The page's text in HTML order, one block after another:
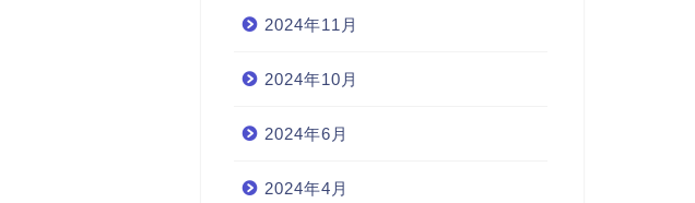
2024年11月
2024年10月
2024年6月
2024年4月